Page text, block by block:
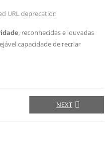
URL deprecation
, reconhecidas e louvadas
capacidade de recriar
NEXT